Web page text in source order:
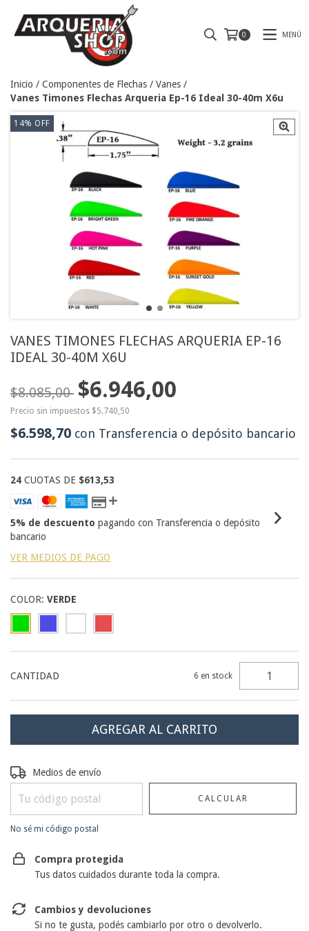
0 MENÚ
Inicio / Componentes de Flechas / Vanes /
Vanes Timones Flechas Arqueria Ep-16 Ideal 30-40m X6u
14% OFF
VANES TIMONES FLECHAS ARQUERIA EP-16
IDEAL 30-40M X6U
$8.085,00 $6.946,00
Precio sin impuestos $5.740,50
$6.598,70 con Transferencia o depósito bancario
24 CUOTAS DE $613,53
5% de descuento pagando con Transferencia o depósito
bancario
VER MEDIOS DE PAGO
COLOR: VERDE
CANTIDAD 6 en stock
Entregas para el CP:
Medios de envío
CALCULAR
No sé mi código postal
Compra protegida
Tus datos cuidados durante toda la compra.
Cambios y devoluciones
Si no te gusta, podés cambiarlo por otro o devolverlo.